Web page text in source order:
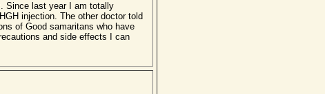
Since last year I am totally
injection. The other doctor told
of Good samaritans who have
and side effects I can